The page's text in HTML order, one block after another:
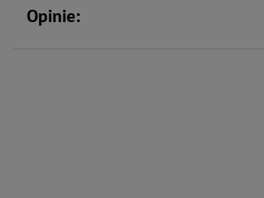
Opinie: